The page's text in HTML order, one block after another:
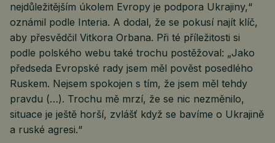
nejdůležitějším úkolem Evropy je podpora Ukrajiny,“
oznámil podle Interia. A dodal, že se pokusí najít klíč,
aby přesvědčil Vitkora Orbana. Při té příležitosti si
podle polského webu také trochu postěžoval: „Jako
předseda Evropské rady jsem měl pověst posedlého
Ruskem. Nejsem spokojen s tím, že jsem měl tehdy
pravdu (…). Trochu mě mrzí, že se nic nezměnilo,
situace je ještě horší, zvlášť když se bavíme o Ukrajině
a ruské agresi.“